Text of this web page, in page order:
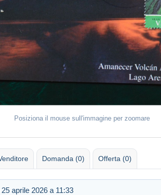
Posiziona il mouse sull'immagine per zoomare
Domanda (0) Offerta (0)
aprile 2026 a 11:33